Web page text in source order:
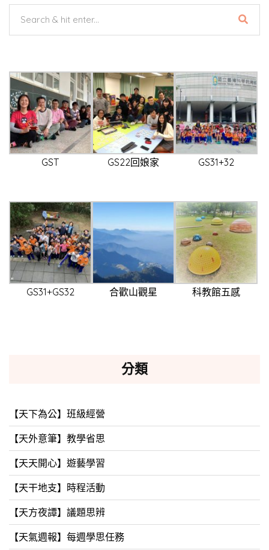
GST GS22回娘家 GS31+32
GS31+GS32 合歡山觀星 科教館五感
分類
【天下為公】班級經營
【天外意筆】教學省思
【天天開心】遊藝學習
【天干地支】時程活動
【天方夜譚】議題思辨
【天氣週報】每週學思任務